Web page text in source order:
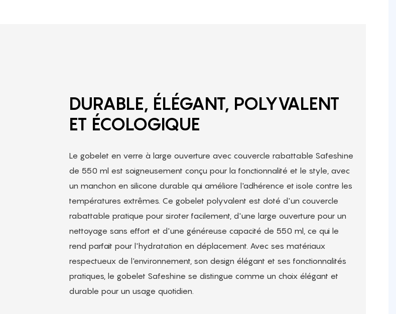
DURABLE, ÉLÉGANT, POLYVALENT
ET ÉCOLOGIQUE
Le gobelet en verre à large ouverture avec couvercle rabattable Safeshine
de 550 ml est soigneusement conçu pour la fonctionnalité et le style, avec
un manchon en silicone durable qui améliore l'adhérence et isole contre les
températures extrêmes. Ce gobelet polyvalent est doté d'un couvercle
rabattable pratique pour siroter facilement, d'une large ouverture pour un
nettoyage sans effort et d'une généreuse capacité de 550 ml, ce qui le
rend parfait pour l'hydratation en déplacement. Avec ses matériaux
respectueux de l'environnement, son design élégant et ses fonctionnalités
pratiques, le gobelet Safeshine se distingue comme un choix élégant et
durable pour un usage quotidien.